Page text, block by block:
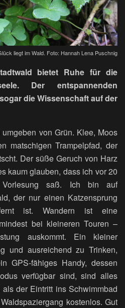
liegt im Wald. Foto: Hannah Lena Puschnig
bietet Ruhe für die
Der entspannenden
die Wissenschaft auf der
von Grün. Klee, Moos
matschigen Trampelpfad, der
Der süße Geruch von Harz
kaum glauben, dass ich vor 20
saß. Ich bin auf
der nur einen Katzensprung
ist. Wandern ist eine
bei kleineren Touren –
auskommt. Ein kleiner
und ausreichend zu Trinken,
GPS-fähiges Handy, dessen
verfügbar sind, sind alles
der Eintritt ins Schwimmbad
kostenlos. Gut